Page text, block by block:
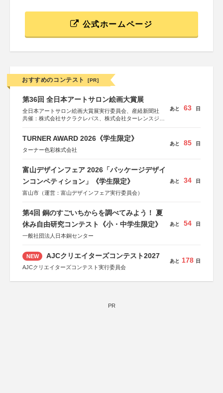
公式ホームページ
おすすめのコンテスト [PR]
第36回 全日本アートサロン絵画大賞展
全日本アートサロン絵画大賞展実行委員会、産経新聞社
共催：株式会社サクラクレパス、株式会社ターレンスジャ
あと 63 日
TURNER AWARD 2026《学生限定》
ターナー色彩株式会社
あと 85 日
富山デザインフェア 2026「パッケージデザイ
ンコンペティション」《学生限定》
富山市（運営：富山デザインフェア実行委員会）
あと 34 日
第4回 銅のすごいちからを調べてみよう！ 夏
休み自由研究コンテスト《小・中学生限定》
一般社団法人日本銅センター
あと 54 日
NEW AJCクリエイターズコンテスト2027
AJCクリエイターズコンテスト実行委員会
あと 178 日
PR